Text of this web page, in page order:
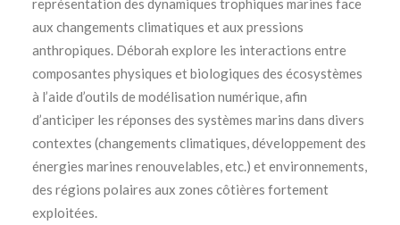
représentation des dynamiques trophiques marines face
aux changements climatiques et aux pressions
anthropiques. Déborah explore les interactions entre
composantes physiques et biologiques des écosystèmes
à l’aide d’outils de modélisation numérique, afin
d’anticiper les réponses des systèmes marins dans divers
contextes (changements climatiques, développement des
énergies marines renouvelables, etc.) et environnements,
des régions polaires aux zones côtières fortement
exploitées.